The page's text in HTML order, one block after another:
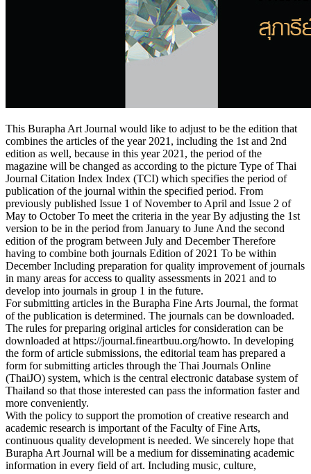
This Burapha Art Journal would like to adjust to be the edition that
combines the articles of the year 2021, including the 1st and 2nd
edition as well, because in this year 2021, the period of the
magazine will be changed as according to the picture Type of Thai
Journal Citation Index Index (TCI) which specifies the period of
publication of the journal within the specified period. From
previously published Issue 1 of November to April and Issue 2 of
May to October To meet the criteria in the year By adjusting the 1st
version to be in the period from January to June And the second
edition of the program between July and December Therefore
having to combine both journals Edition of 2021 To be within
December Including preparation for quality improvement of journals
in many areas for access to quality assessments in 2021 and to
develop into journals in group 1 in the future.
For submitting articles in the Burapha Fine Arts Journal, the format
of the publication is determined. The journals can be downloaded.
The rules for preparing original articles for consideration can be
downloaded at https://journal.fineartbuu.org/howto. In developing
the form of article submissions, the editorial team has prepared a
form for submitting articles through the Thai Journals Online
(ThaiJO) system, which is the central electronic database system of
Thailand so that those interested can pass the information faster and
more conveniently.
With the policy to support the promotion of creative research and
academic research is important of the Faculty of Fine Arts,
continuous quality development is needed. We sincerely hope that
Burapha Art Journal will be a medium for disseminating academic
information in every field of art. Including music, culture,